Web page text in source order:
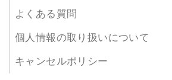
よくある質問
個人情報の取り扱いについて
キャンセルポリシー